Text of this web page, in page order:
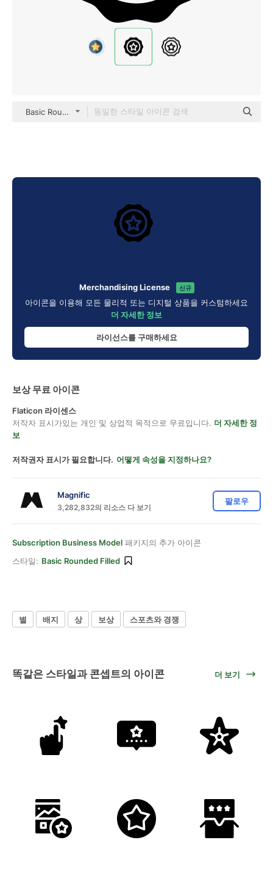
Basic Rounded Filled
Merchandising License 신규
아이콘을 이용해 모든 물리적 또는 디지털 상품을 커스텀하세요
더 자세한 정보
라이선스를 구매하세요
보상 무료 아이콘
Flaticon 라이센스
저작자 표시가있는 개인 및 상업적 목적으로 무료입니다. 더 자세한 정
보
저작권자 표시가 필요합니다. 어떻게 속성을 지정하나요?
Magnific
3,282,832의 리소스 다 보기
팔로우
Subscription Business Model 패키지의 추가 아이콘
스타일: Basic Rounded Filled
별 배지 상 보상 스포츠와 경쟁
똑같은 스타일과 콘셉트의 아이콘 더 보기